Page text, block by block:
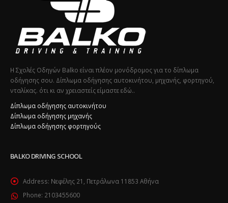
Η Σχολές Οδηγών Balko είναι πλέον μονόδρομος για το δίπλωμα
οδήγησης σου. Δίπλωμα οδήγησης αυτοκινήτου, μηχανής, φορτηγού,
νταλίκας. ότι κι αν χρειαστείς είμαστε εδώ..
Δίπλωμα οδήγησης αυτοκινήτου
Δίπλωμα οδήγησης μηχανής
Δίπλωμα οδήγησης φορτηγούς
BALKO DRIVING SCHOOL
Address: Νεφέλης 21, Πετράλωνα 11853 Αθήνα
Phone: 2103455600